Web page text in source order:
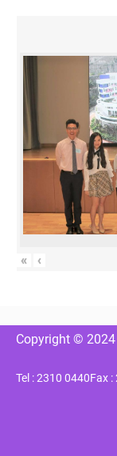
« ‹
Copyright © 2024
Tel : 2310 0440Fax :